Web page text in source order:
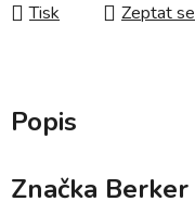
Tisk Zeptat se
Popis
Značka Berker